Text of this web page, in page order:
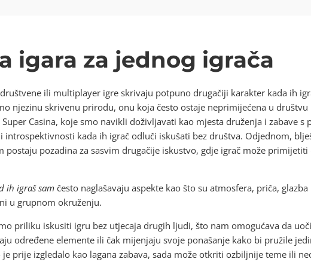
igara za jednog igrača
ili multiplayer igre skrivaju potpuno drugačiji karakter kada ih
njezinu skrivenu prirodu, onu koja često ostaje neprimijećena u društvu
Casina, koje smo navikli doživljavati kao mjesta druženja i zabave s
introspektivnosti kada ih igrač odluči iskušati bez društva. Odjednom,
postaju pozadina za sasvim drugačije iskustvo, gdje igrač može
ih igraš samčesto naglašavaju aspekte kao što su atmosfera, priča,
u grupnom okruženju.
priliku iskusiti igru bez utjecaja drugih ljudi, što nam omogućava da
određene elemente ili čak mijenjaju svoje ponašanje kako bi pružile
prije izgledalo kao lagana zabava, sada može otkriti ozbiljnije teme ili